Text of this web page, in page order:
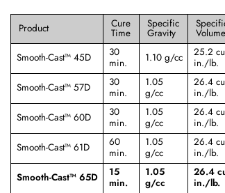
Product Cure
Time
Specific
Gravity Volume
Smooth-Cast™ 45D
30
min.
1.10 g/cc
25.2
in./lb.
Smooth-Cast™ 57D
30
min.
1.05
g/cc
26.4
in./lb.
Smooth-Cast™ 60D
30
min.
1.05
g/cc
26.4
in./lb.
Smooth-Cast™ 61D
60
min.
1.05
g/cc
26.4
in./lb.
Smooth-Cast™ 65D
15
min.
1.05
g/cc
26.4
in./lb.